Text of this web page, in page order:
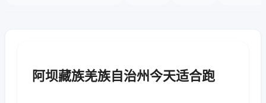
阿坝藏族羌族自治州今天适合跑